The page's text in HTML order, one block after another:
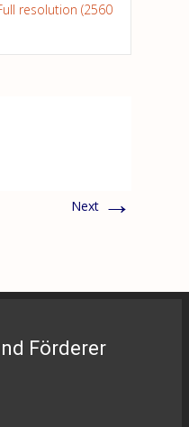
resolution (2560
Next →
Förderer